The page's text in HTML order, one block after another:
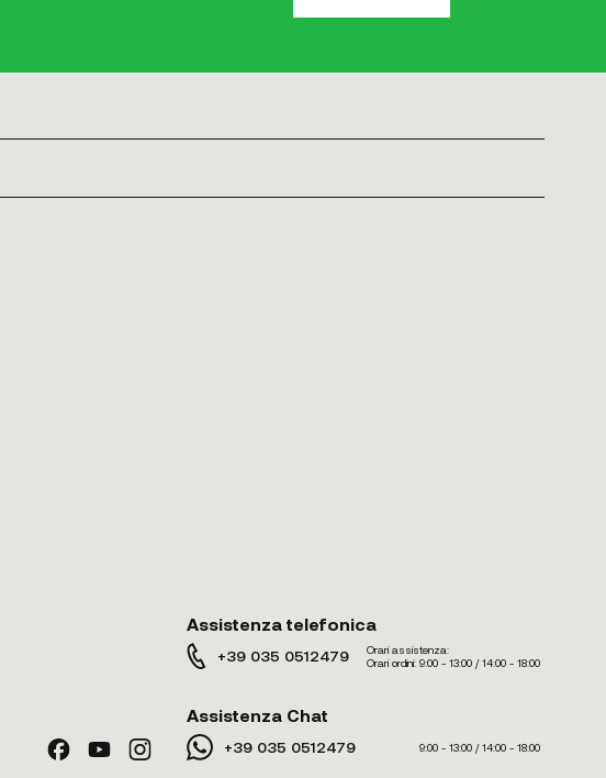
Assistenza telefonica
+39 035 0512479
Orari assistenza:
Orari ordini: 9:00 - 13:00 / 14:00 - 18:00
Assistenza Chat
+39 035 0512479 9:00 - 13:00 / 14:00 - 18:00